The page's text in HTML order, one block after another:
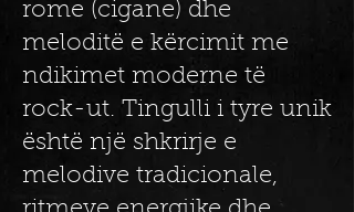
rome (cigane) dhe
meloditë e kërcimit me
ndikimet moderne të
rock-ut. Tingulli i tyre unik
është një shkrirje e
melodive tradicionale,